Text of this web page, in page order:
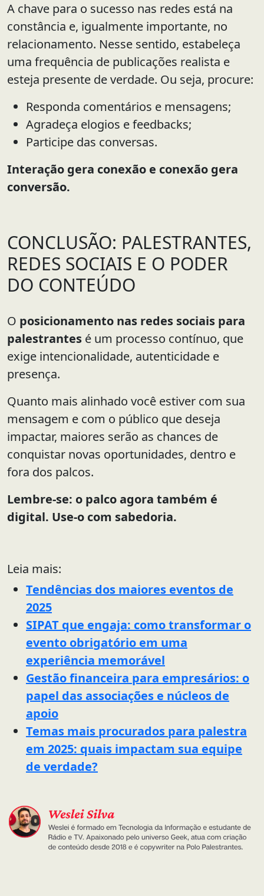
A chave para o sucesso nas redes está na
constância e, igualmente importante, no
relacionamento. Nesse sentido, estabeleça
uma frequência de publicações realista e
esteja presente de verdade. Ou seja, procure:
Responda comentários e mensagens;
Agradeça elogios e feedbacks;
Participe das conversas.
Interação gera conexão e conexão gera
conversão.
CONCLUSÃO: PALESTRANTES,
REDES SOCIAIS E O PODER
DO CONTEÚDO
O posicionamento nas redes sociais para
palestrantes é um processo contínuo, que
exige intencionalidade, autenticidade e
presença.
Quanto mais alinhado você estiver com sua
mensagem e com o público que deseja
impactar, maiores serão as chances de
conquistar novas oportunidades, dentro e
fora dos palcos.
Lembre-se: o palco agora também é
digital. Use-o com sabedoria.
Leia mais:
Tendências dos maiores eventos de
2025
SIPAT que engaja: como transformar o
evento obrigatório em uma
experiência memorável
Gestão financeira para empresários: o
papel das associações e núcleos de
apoio
Temas mais procurados para palestra
em 2025: quais impactam sua equipe
de verdade?